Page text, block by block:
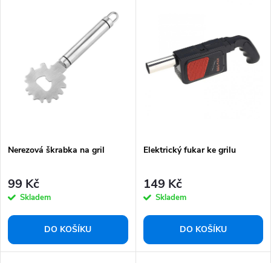
k
ů
u
k
t
ů
Nerezová škrabka na gril
99 Kč
Skladem
DO KOŠÍKU
Elektrický fukar ke grilu
149 Kč
Skladem
DO KOŠÍKU